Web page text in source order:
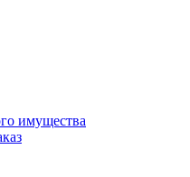
имущества